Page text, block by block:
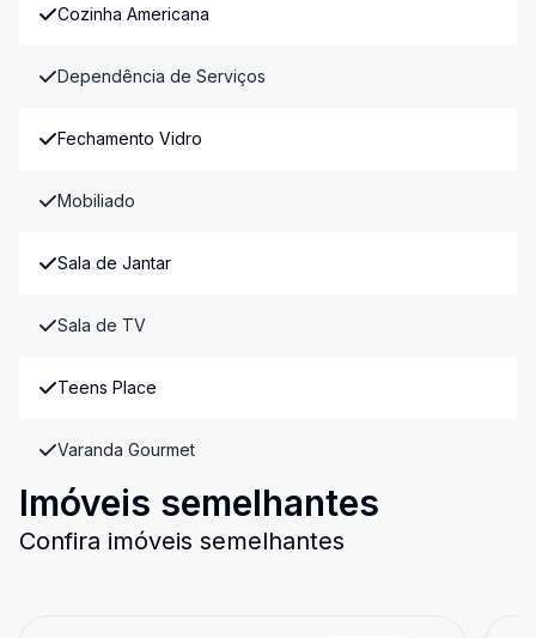
Cozinha Americana
Dependência de Serviços
Fechamento Vidro
Mobiliado
Sala de Jantar
Sala de TV
Teens Place
Varanda Gourmet
Imóveis semelhantes
Confira imóveis semelhantes